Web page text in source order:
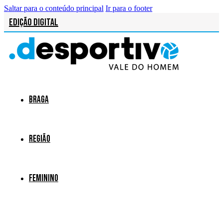
Saltar para o conteúdo principal Ir para o footer
Edição Digital
Braga
Região
Feminino